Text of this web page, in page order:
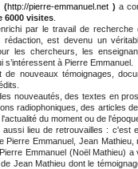
(http://pierre-emmanuel.net ) a
6000 visites
par le travail de recherche
rédaction, est devenu un
les chercheurs, les
à Pierre Emmanuel.
nouveaux témoignages,
nouveautés, des textes en
radiophoniques, des articles
du moment ou de
lieu de retrouvailles : c'est
Pierre Emmanuel, Jean Mathieu,
Emmanuel (Noël Mathieu) a
Jean Mathieu dont le